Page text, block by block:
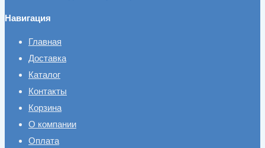
Навигация
Главная
Доставка
Каталог
Контакты
Корзина
О компании
Оплата